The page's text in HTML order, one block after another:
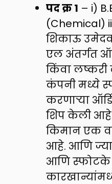
पद क्र 1 – i)
(Chemical)
शिकाऊ
एल अंतर्गत
किंवा
कंपनी मध्ये
करणाऱ्या
शिप केली आहे.
किमान एक
आहे. आणि ज्या
आणि स्फोटके